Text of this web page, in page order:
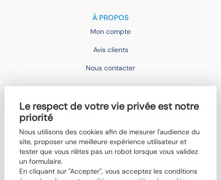
Le respect de votre vie privée est notre
priorité
Nous utilisons des cookies afin de mesurer l'audience du
site, proposer une meilleure expérience utilisateur et
tester que vous n'êtes pas un robot lorsque vous validez
un formulaire.
En cliquant sur "Accepter", vous acceptez les conditions
À PROPOS
Mon compte
Avis clients
Nous contacter
Devenir mandataire
Qui sommes-nous ?
Boutik'IMO